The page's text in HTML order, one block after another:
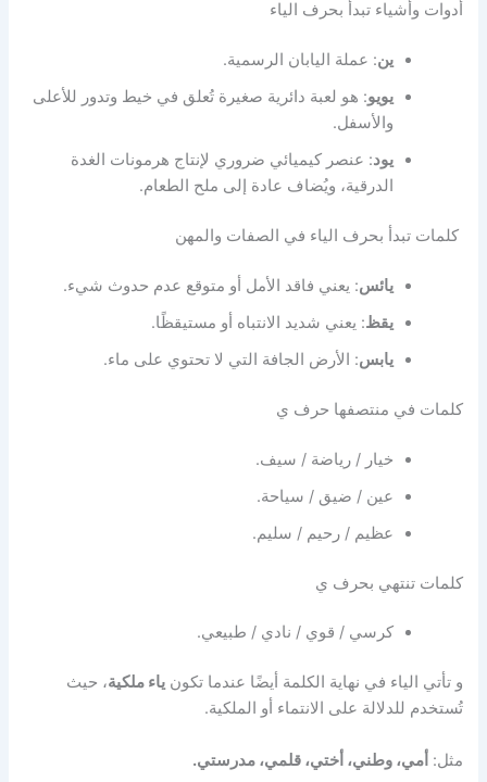
أدوات وأشياء تبدأ بحرف الياء
ين: عملة اليابان الرسمية.
يويو: هو لعبة دائرية صغيرة تُعلق في خيط وتدور للأعلى
والأسفل.
يود: عنصر كيميائي ضروري لإنتاج هرمونات الغدة
الدرقية، ويُضاف عادة إلى ملح الطعام.
كلمات تبدأ بحرف الياء في الصفات والمهن
يائس: يعني فاقد الأمل أو متوقع عدم حدوث شيء.
يقظ: يعني شديد الانتباه أو مستيقظًا.
يابس: الأرض الجافة التي لا تحتوي على ماء.
كلمات في منتصفها حرف ي
خيار / رياضة / سيف.
عين / ضيق / سياحة.
عظيم / رحيم / سليم.
كلمات تنتهي بحرف ي
كرسي / قوي / نادي / طبيعي.
و تأتي الياء في نهاية الكلمة أيضًا عندما تكونياء ملكية، حيث
تُستخدم للدلالة على الانتماء أو الملكية.
مثل: أمي، وطني، أختي، قلمي، مدرستي.